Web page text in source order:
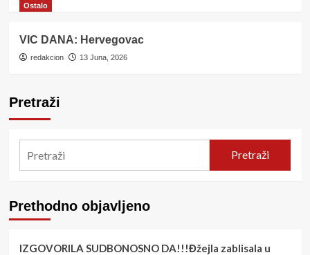
Ostalo
VIC DANA: Hervegovac
redakcion 13 Juna, 2026
Pretraži
Pretraži
Prethodno objavljeno
IZGOVORILA SUDBONOSNO DA!!!Đžejla zablisala u